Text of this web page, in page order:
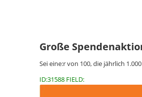
Große
Sei eine:r von 100, die jährlich
ID:31588 FIELD: